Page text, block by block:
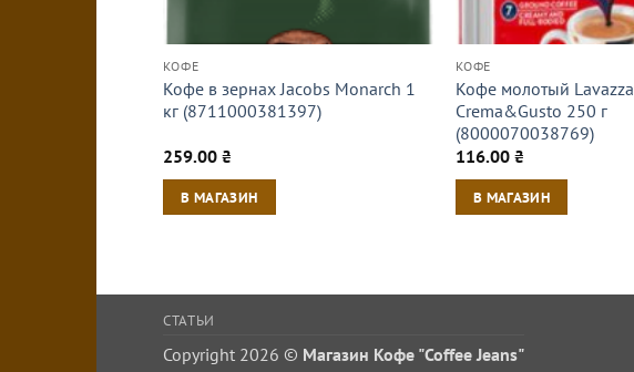
КОФЕ
Кофе в зернах Jacobs Monarch 1
кг (8711000381397)
259.00 ₴
В МАГАЗИН
КОФЕ
Кофе молотый Lavazza
Crema&Gusto 250 г
(8000070038769)
116.00 ₴
В МАГАЗИН
СТАТЬИ
Copyright 2026 © Магазин Кофе "Coffee Jeans"